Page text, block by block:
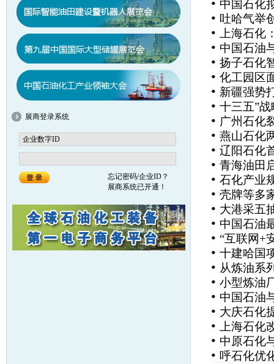
展商登录系统
忘记密码/企业ID？
展商系统已开通！
• 中国石化
• 吐哈气举
• 上海石化
• 中国石油
• 扬子石化
• 化工园区
• 新疆强势
• 十三五”
• 广州石化
• 燕山石化
• 辽阳石化
• 青海油田
• 石化产业
• 壳牌等多
• 大港采五
• 中国石油
• “互联网+
• 十建哈国
• 从炼油系
• 小型炼油
• 中国石油
• 大庆石化
• 上海石化
• 中原石化
• 呼石化优